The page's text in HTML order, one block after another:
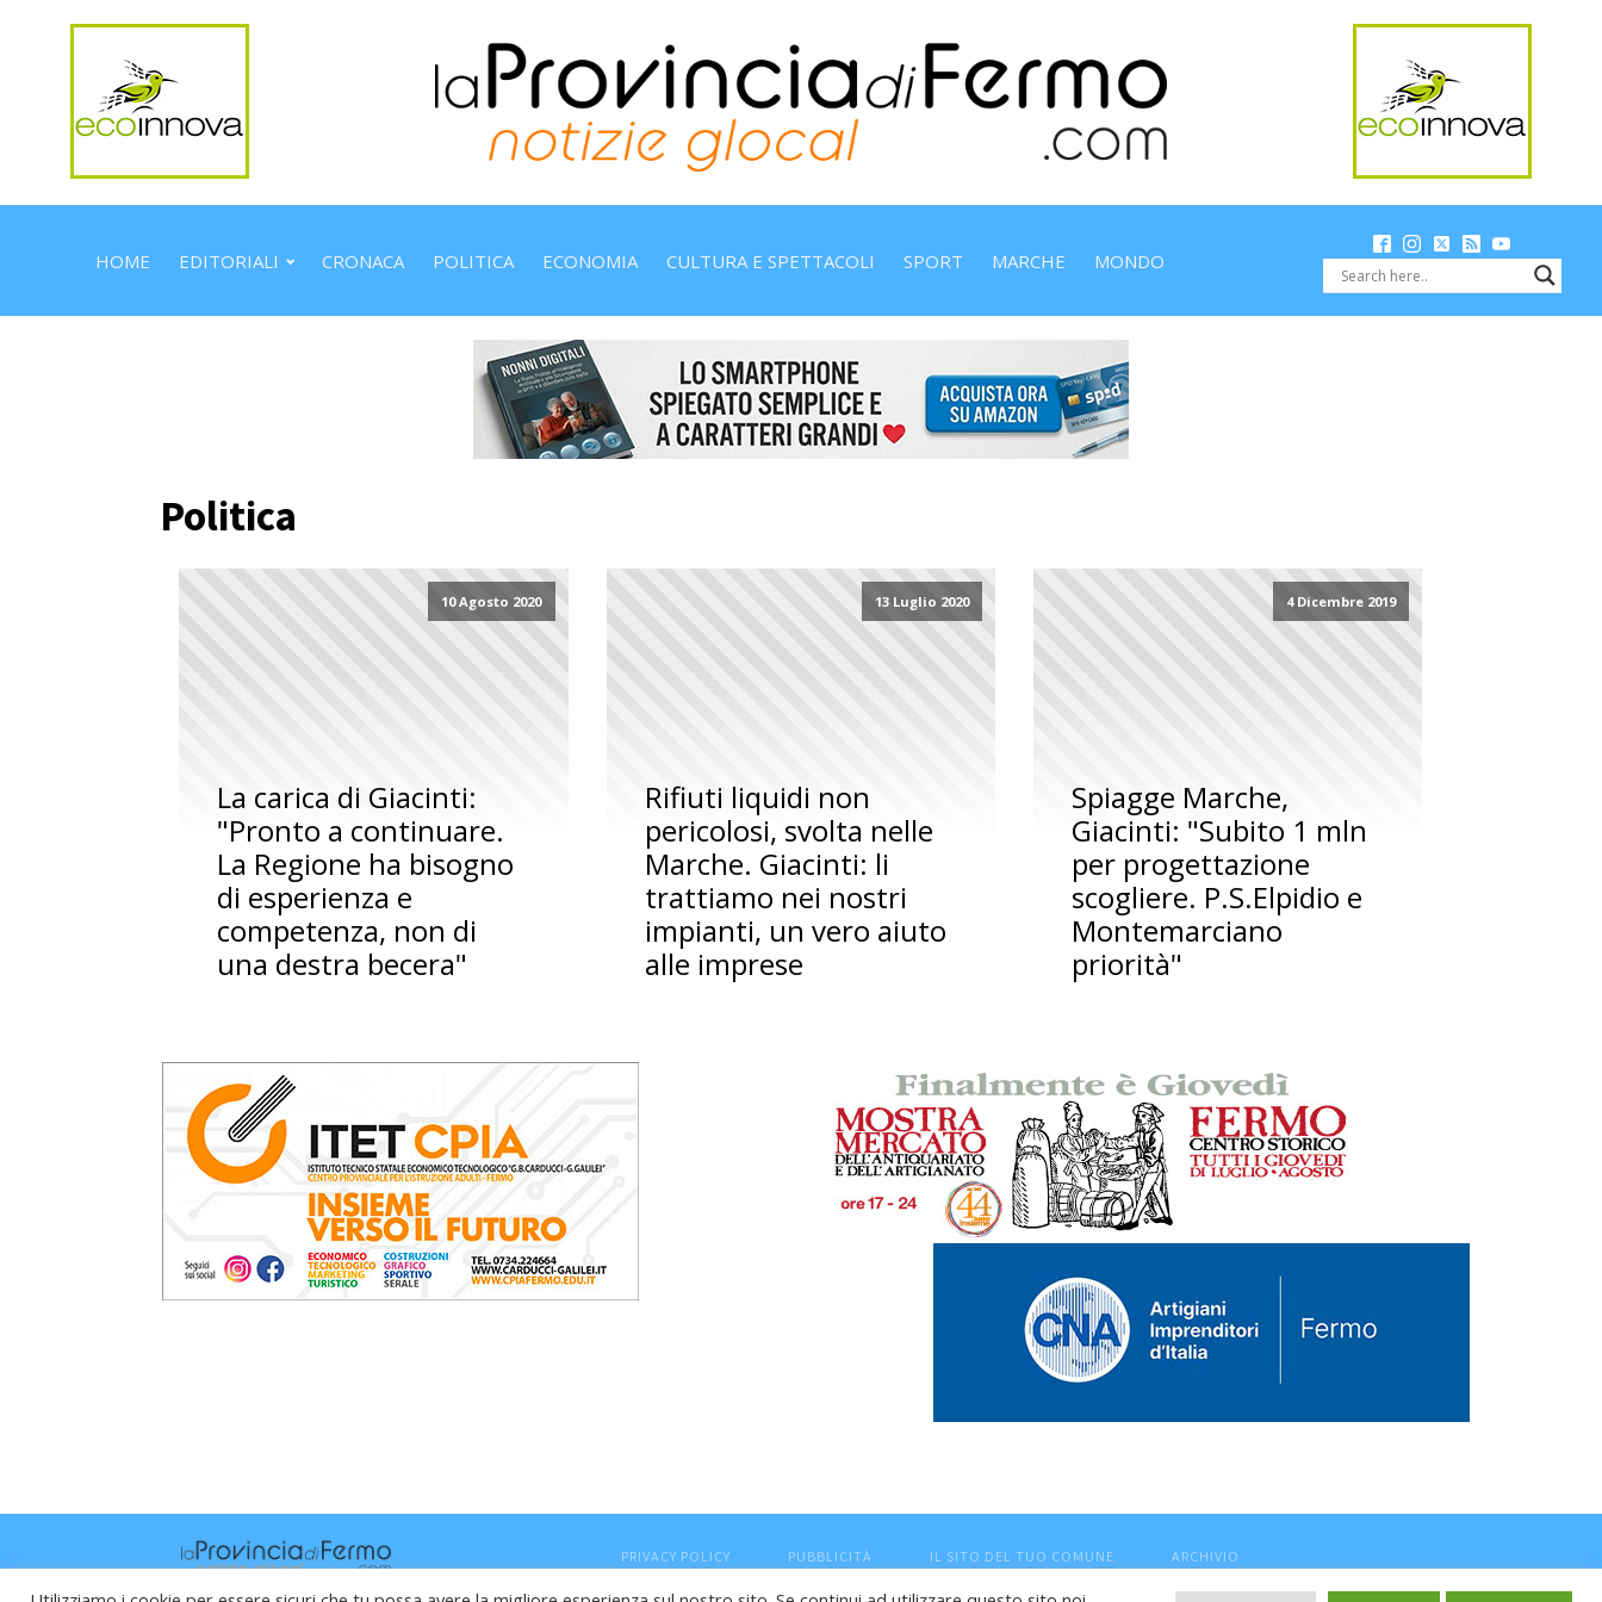
HOME EDITORIALI CRONACA POLITICA ECONOMIA CULTURA E SPETTACOLI SPORT MARCHE MONDO
Politica
10 Agosto 2020
La carica di Giacinti:
"Pronto a continuare.
La Regione ha bisogno
di esperienza e
competenza, non di
una destra becera"
13 Luglio 2020
Rifiuti liquidi non
pericolosi, svolta nelle
Marche. Giacinti: li
trattiamo nei nostri
impianti, un vero aiuto
alle imprese
4 Dicembre 2019
Spiagge Marche,
Giacinti: "Subito 1 mln
per progettazione
scogliere. P.S.Elpidio e
Montemarciano
priorità"
PRIVACY POLICY PUBBLICITÀ IL SITO DEL TUO COMUNE ARCHIVIO